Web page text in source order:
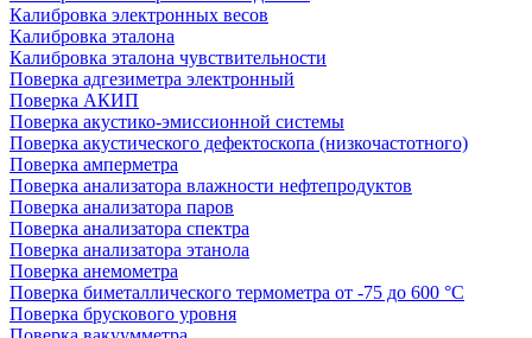
Калибровка электронных весов
Калибровка эталона
Калибровка эталона чувствительности
Поверка адгезиметра электронный
Поверка АКИП
Поверка акустико-эмиссионной системы
Поверка акустического дефектоскопа (низкочастотного)
Поверка амперметра
Поверка анализатора влажности нефтепродуктов
Поверка анализатора паров
Поверка анализатора спектра
Поверка анализатора этанола
Поверка анемометра
Поверка биметаллического термометра от -75 до 600 °С
Поверка брускового уровня